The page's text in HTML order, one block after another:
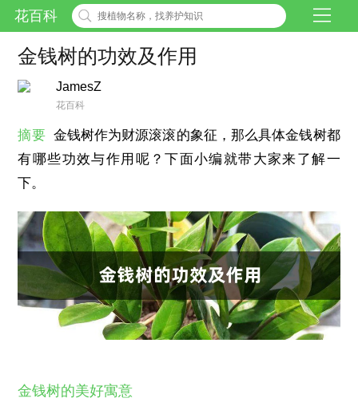
花百科
金钱树的功效及作用
JamesZ
花百科
摘要 金钱树作为财源滚滚的象征，那么具体金钱树都
有哪些功效与作用呢？下面小编就带大家来了解一
下。
金钱树的美好寓意